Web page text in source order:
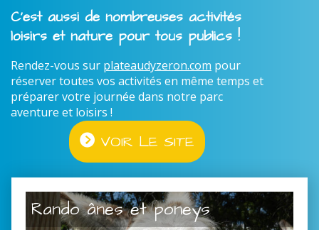
C'est aussi de nombreuses activités
loisirs et nature pour tous publics !
Rendez-vous sur plateaudyzeron.com pour
réserver toutes vos activités en même temps et
préparer votre journée dans notre parc
aventure et loisirs !
VOIR LE SITE
Rando ânes et poneys